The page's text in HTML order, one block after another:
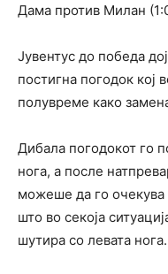
Дама против Милан
Јувентус до победа
постигна погодок кој
полувреме како
Дибала погодокот го
нога, а после
можеше да го
што во секоја
шутира со левата нога.